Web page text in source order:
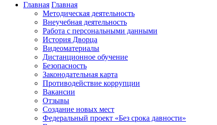
Главная Главная
Методическая деятельность
Внеучебная деятельность
Работа с персональными данными
История Дворца
Видеоматериалы
Дистанционное обучение
Безопасность
Законодательная карта
Противодействие коррупции
Вакансии
Отзывы
Создание новых мест
Федеральный проект «Без срока давности»